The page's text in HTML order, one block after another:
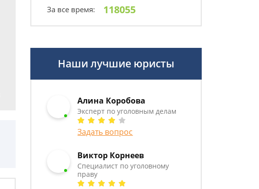
За все время: 118055
Наши лучшие юристы
Алина Коробова
Эксперт по уголовным делам
Задать вопрос
Виктор Корнеев
Cпециалист по уголовному
праву